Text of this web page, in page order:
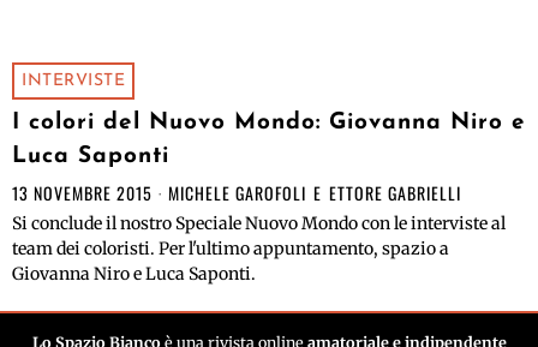
INTERVISTE
I colori del Nuovo Mondo: Giovanna Niro e
Luca Saponti
13 NOVEMBRE 2015 MICHELE GAROFOLI E ETTORE GABRIELLI
Si conclude il nostro Speciale Nuovo Mondo con le interviste al
team dei coloristi. Per l'ultimo appuntamento, spazio a
Giovanna Niro e Luca Saponti.
Lo Spazio Biancoè una rivista online amatoriale e indipendente